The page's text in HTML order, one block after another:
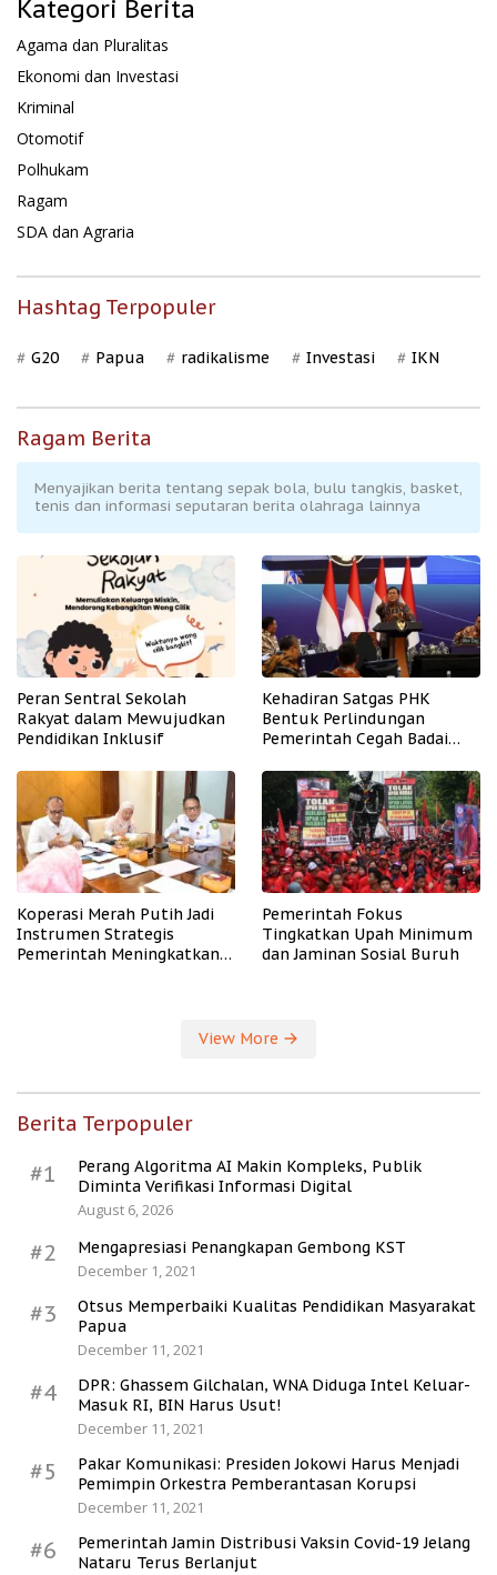
Kategori Berita
Agama dan Pluralitas
Ekonomi dan Investasi
Kriminal
Otomotif
Polhukam
Ragam
SDA dan Agraria
Hashtag Terpopuler
G20 Papua radikalisme Investasi IKN
Ragam Berita
Menyajikan berita tentang sepak bola, bulu tangkis, basket,
tenis dan informasi seputaran berita olahraga lainnya
Peran Sentral Sekolah
Rakyat dalam Mewujudkan
Pendidikan Inklusif
Kehadiran Satgas PHK
Bentuk Perlindungan
Pemerintah Cegah Badai
Koperasi Merah Putih Jadi
Instrumen Strategis
Pemerintah Meningkatkan
Pemerintah Fokus
Tingkatkan Upah Minimum
dan Jaminan Sosial Buruh
View More
Berita Terpopuler
#1
Perang Algoritma AI Makin Kompleks, Publik
Diminta Verifikasi Informasi Digital
August 6, 2026
#2
Mengapresiasi Penangkapan Gembong KST
December 1, 2021
#3
Otsus Memperbaiki Kualitas Pendidikan Masyarakat
Papua
December 11, 2021
#4
DPR: Ghassem Gilchalan, WNA Diduga Intel Keluar-
Masuk RI, BIN Harus Usut!
December 11, 2021
#5
Pakar Komunikasi: Presiden Jokowi Harus Menjadi
Pemimpin Orkestra Pemberantasan Korupsi
December 11, 2021
#6
Pemerintah Jamin Distribusi Vaksin Covid-19 Jelang
Nataru Terus Berlanjut